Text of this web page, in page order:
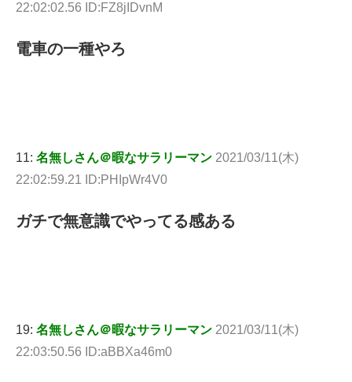
22:02:02.56 ID:FZ8jIDvnM
電車の一種やろ
11: 名無しさん＠暇なサラリーマン 2021/03/11(木)
22:02:59.21 ID:PHIpWr4V0
ガチで無意識でやってる感ある
19: 名無しさん＠暇なサラリーマン 2021/03/11(木)
22:03:50.56 ID:aBBXa46m0